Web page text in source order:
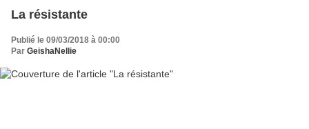
La résistante
Publié le 09/03/2018 à 00:00
Par GeishaNellie